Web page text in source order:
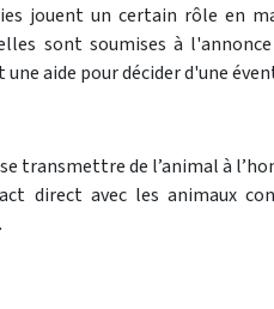
jouent un certain rôle en
sont soumises à
aide pour décider d'une
transmettre de l’animal à
direct avec les animaux